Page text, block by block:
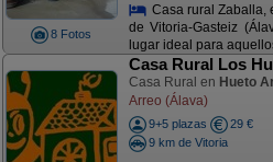
8 Fotos
Casa rural Zaballa,
de Vitoria-Gasteiz
lugar ideal para
Casa Rural Los
Casa Rural en Hueto
Arreo (Álava)
9+5 plazas
29 €
9 km de Vitoria